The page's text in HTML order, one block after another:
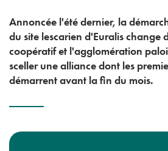
Annoncée l'été dernier, la
du site lescarien d'Euralis change
coopératif et l'agglomération
sceller une alliance dont les
démarrent avant la fin du mois.